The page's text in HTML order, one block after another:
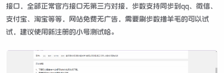
接口，全部正常官方接口无第三方对接，步数支持同步到qq、微信、
支付宝、淘宝等等，网站免费无广告，需要刷步数撸羊毛的可以试
试，建议使用新注册的小号测试哈。